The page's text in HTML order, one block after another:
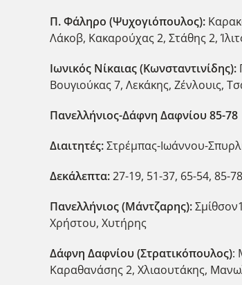
Π. Φάληρο (Ψυχογιόπουλος):
Λάκοβ, Κακαρούχας 2, Στάθης 2,
Ιωνικός Νίκαιας (Κωνσταντινίδης):
Βουγιούκας 7, Λεκάκης, Ζένλουις,
Πανελλήνιος-Δάφνη Δαφνίου 85-78
Διαιτητές:Στρέμπας-Ιωάννου-
Δεκάλεπτα:27-19, 51-37, 65-54, 85-78
Πανελλήνιος (Μάντζαρης):
Χρήστου, Χυτήρης
Δάφνη Δαφνίου (Στρατικόπουλος):
Καραθανάσης 2, Χλιαουτάκης,